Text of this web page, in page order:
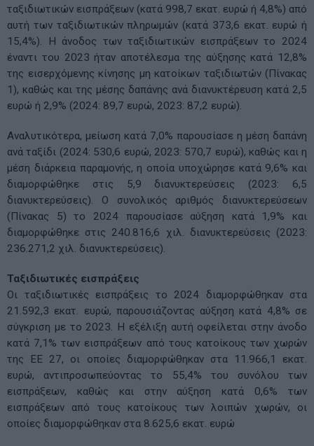
ταξιδιωτικών εισπράξεων (κατά 998,7 εκατ. ευρώ ή 4,8%) από
αυτή των ταξιδιωτικών πληρωμών (κατά 373,6 εκατ. ευρώ ή
15,4%). Η άνοδος των ταξιδιωτικών εισπράξεων το 2024
έναντι του 2023 ήταν αποτέλεσμα της αύξησης κατά 12,8%
της εισερχόμενης κίνησης μη κατοίκων ταξιδιωτών (Πίνακας
1), καθώς και της μέσης δαπάνης ανά διανυκτέρευση κατά 2,5
ευρώ ή 2,9% (2024: 89,7 ευρώ, 2023: 87,2 ευρώ).
Αναλυτικότερα, μείωση κατά 7,0% παρουσίασε η μέση δαπάνη
ανά ταξίδι (2024: 530,6 ευρώ, 2023: 570,7 ευρώ), καθώς και η
μέση διάρκεια παραμονής, η οποία υποχώρησε κατά 9,6% και
διαμορφώθηκε στις 5,9 διανυκτερεύσεις (2023: 6,5
διανυκτερεύσεις). Ο συνολικός αριθμός διανυκτερεύσεων
(Πίνακας 5) το 2024 παρουσίασε αύξηση κατά 1,9% και
διαμορφώθηκε στις 240.816,6 χιλ. διανυκτερεύσεις (2023:
236.271,2 χιλ. διανυκτερεύσεις).
Ταξιδιωτικές εισπράξεις
Οι ταξιδιωτικές εισπράξεις το 2024 διαμορφώθηκαν στα
21.592,3 εκατ. ευρώ, παρουσιάζοντας αύξηση κατά 4,8% σε
σύγκριση με το 2023. Η εξέλιξη αυτή οφείλεται στην άνοδο
κατά 7,1% των εισπράξεων από τους κατοίκους των χωρών
της ΕΕ 27, οι οποίες διαμορφώθηκαν στα 11.966,1 εκατ.
ευρώ, αντιπροσωπεύοντας το 55,4% του συνόλου των
εισπράξεων, καθώς και στην αύξηση κατά 0,6% των
εισπράξεων από τους κατοίκους των λοιπών χωρών, οι
οποίες διαμορφώθηκαν στα 8.625,6 εκατ. ευρώ